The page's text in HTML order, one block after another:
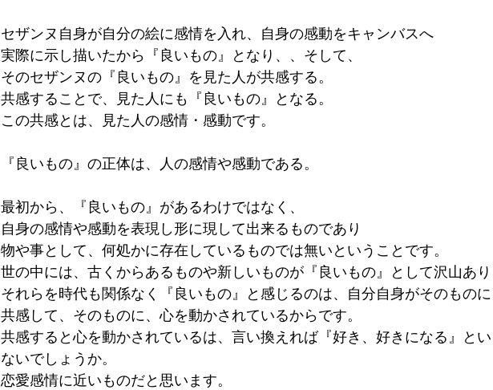
セザンヌ自身が自分の絵に感情を入れ、自身の感動をキャンバスへ
実際に示し描いたから『良いもの』となり、、そして、
そのセザンヌの『良いもの』を見た人が共感する。
共感することで、見た人にも『良いもの』となる。
この共感とは、見た人の感情・感動です。
『良いもの』の正体は、人の感情や感動である。
最初から、『良いもの』があるわけではなく、
自身の感情や感動を表現し形に現して出来るものであり
物や事として、何処かに存在しているものでは無いということです。
世の中には、古くからあるものや新しいものが『良いもの』として沢山あ
それらを時代も関係なく『良いもの』と感じるのは、自分自身がそのものに
共感して、そのものに、心を動かされているからです。
共感すると心を動かされているは、言い換えれば『好き、好きになる』と
ないでしょうか。
恋愛感情に近いものだと思います。